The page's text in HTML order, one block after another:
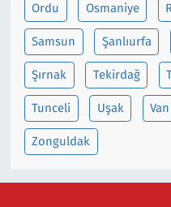
Ordu Osmaniye
Samsun Şanlıurfa
Şırnak Tekirdağ
Tunceli Uşak Van
Zonguldak